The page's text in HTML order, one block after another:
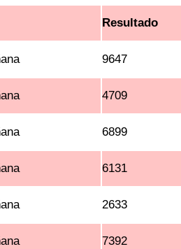
Resultado
9647
4709
6899
6131
2633
7392